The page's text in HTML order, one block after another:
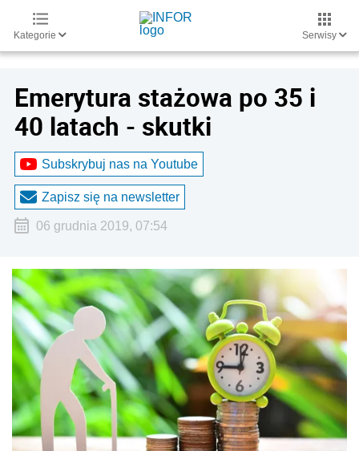
Kategorie Serwisy
Emerytura stażowa po 35 i
40 latach - skutki
Subskrybuj nas na Youtube
Zapisz się na newsletter
06 grudnia 2019, 07:54